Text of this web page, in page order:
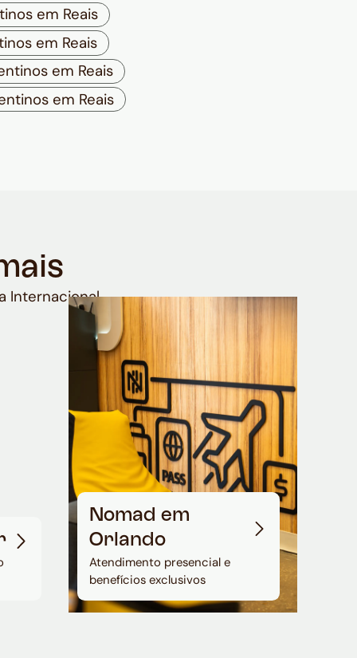
em Reais
em Reais
em Reais
em Reais
Internacional
Nomad em
Orlando
Atendimento presencial e
benefícios exclusivos